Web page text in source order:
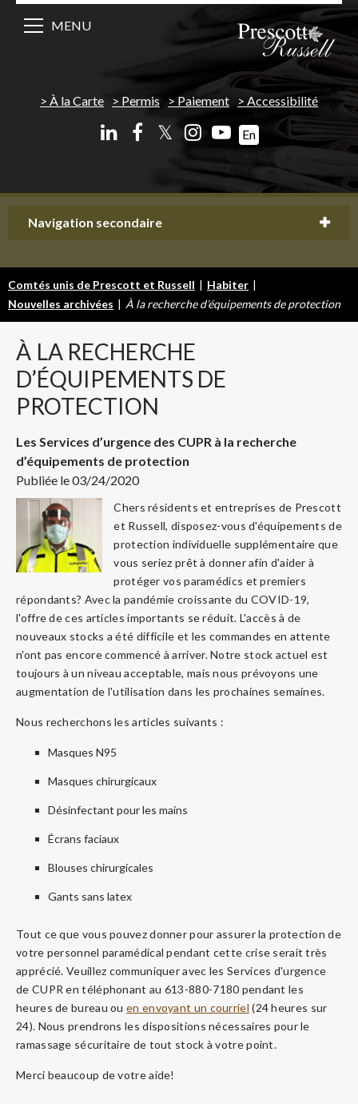
À la Carte Permis Paiement Accessibilité
𝕏 En
MENU
Navigation secondaire
Comtés unis de Prescott et Russell | Habiter |
Nouvelles archivées | À la recherche d’équipements de protection
À LA RECHERCHE
D’ÉQUIPEMENTS DE
PROTECTION
Les Services d’urgence des CUPR à la recherche
d’équipements de protection
Publiée le 03/24/2020
Chers résidents et entreprises de Prescott
et Russell, disposez-vous d'équipements de
protection individuelle supplémentaire que
vous seriez prêt à donner afin d'aider à
protéger vos paramédics et premiers
répondants? Avec la pandémie croissante du COVID-19,
l'offre de ces articles importants se réduit. L'accès à de
nouveaux stocks a été difficile et les commandes en attente
n'ont pas encore commencé à arriver. Notre stock actuel est
toujours à un niveau acceptable, mais nous prévoyons une
augmentation de l'utilisation dans les prochaines semaines.
Nous recherchons les articles suivants :
Masques N95
Masques chirurgicaux
Désinfectant pour les mains
Écrans faciaux
Blouses chirurgicales
Gants sans latex
Tout ce que vous pouvez donner pour assurer la protection de
votre personnel paramédical pendant cette crise serait très
apprécié. Veuillez communiquer avec les Services d'urgence
de CUPR en téléphonant au 613-880-7180 pendant les
heures de bureau ouen envoyant un courriel (24 heures sur
24). Nous prendrons les dispositions nécessaires pour le
ramassage sécuritaire de tout stock à votre point.
Merci beaucoup de votre aide!